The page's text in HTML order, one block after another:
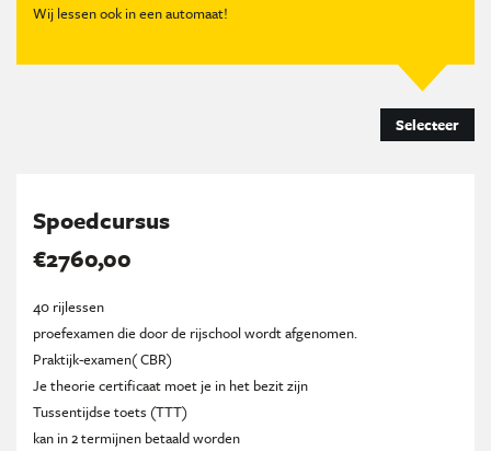
Wij lessen ook in een automaat!
Selecteer
Spoedcursus
€2760,00
40 rijlessen
proefexamen die door de rijschool wordt afgenomen.
Praktijk-examen( CBR)
Je theorie certificaat moet je in het bezit zijn
Tussentijdse toets (TTT)
kan in 2 termijnen betaald worden